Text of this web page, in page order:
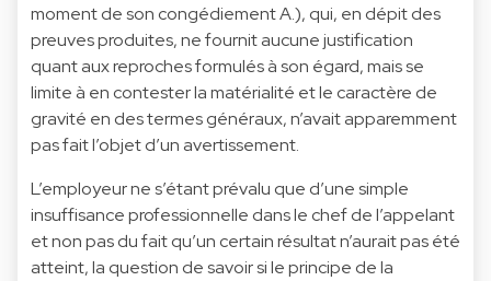
moment de son congédiement A.), qui, en dépit des
preuves produites, ne fournit aucune justification
quant aux reproches formulés à son égard, mais se
limite à en contester la matérialité et le caractère de
gravité en des termes généraux, n’avait apparemment
pas fait l’objet d’un avertissement.
L’employeur ne s’étant prévalu que d’une simple
insuffisance professionnelle dans le chef de l’appelant
et non pas du fait qu’un certain résultat n’aurait pas été
atteint, la question de savoir si le principe de la